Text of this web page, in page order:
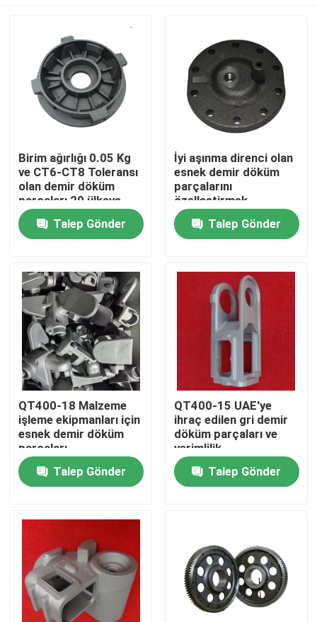
Ev
videolar
Hakkımızda
Fabrika turu
Kalite kontrol
Bize Ulaşın
Bir teklif isteği
Metal Döküm Parçalar
Birim ağırlığı 0.05 Kg
ve CT6-CT8 Toleransı
olan demir döküm
parçaları 20 ülkeye
ihraç edildi
Talep Gönder
İyi aşınma direnci olan
esnek demir döküm
parçalarını
özelleştirmek
Talep Gönder
QT400-18 Malzeme
işleme ekipmanları için
esnek demir döküm
parçaları
Talep Gönder
QT400-15 UAE'ye
ihraç edilen gri demir
döküm parçaları ve
verimlilik
Talep Gönder